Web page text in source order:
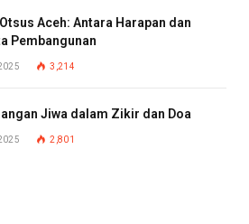
Aceh: Antara Harapan dan
Pembangunan
3,214
Jiwa dalam Zikir dan Doa
2,801